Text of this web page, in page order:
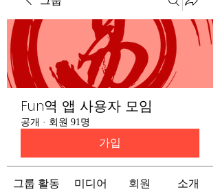
Fun역 앱 사용자 모임
공개 · 회원 91명
가입
그룹 활동 미디어 회원 소개